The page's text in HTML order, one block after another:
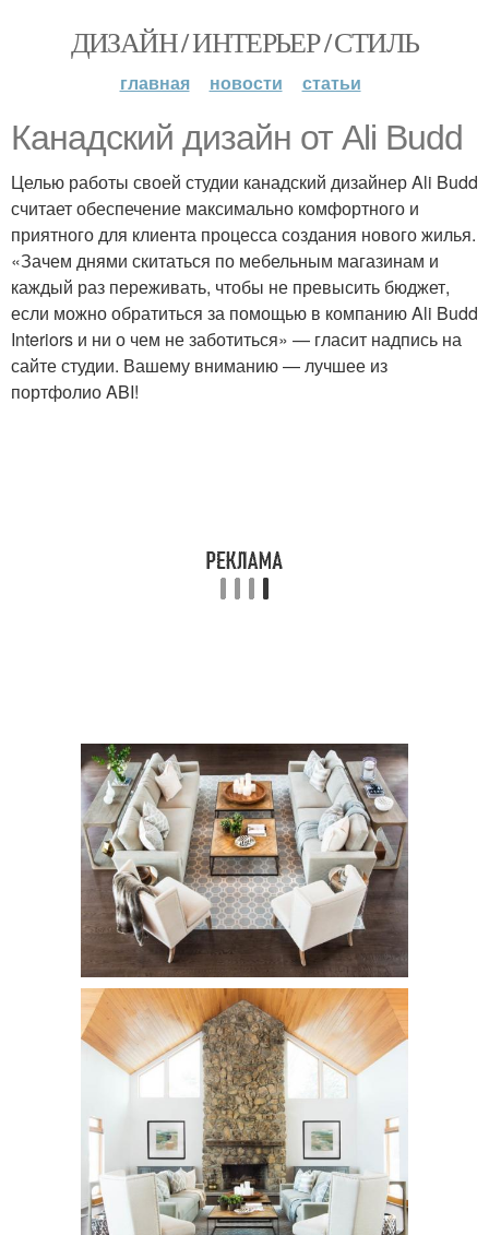
ДИЗАЙН / ИНТЕРЬЕР / СТИЛЬ
главная новости статьи
Канадский дизайн от Ali Budd
Целью работы своей студии канадский дизайнер Ali Budd
считает обеспечение максимально комфортного и
приятного для клиента процесса создания нового жилья.
«Зачем днями скитаться по мебельным магазинам и
каждый раз переживать, чтобы не превысить бюджет,
если можно обратиться за помощью в компанию Ali Budd
Interiors и ни о чем не заботиться» — гласит надпись на
сайте студии. Вашему вниманию — лучшее из
портфолио ABI!